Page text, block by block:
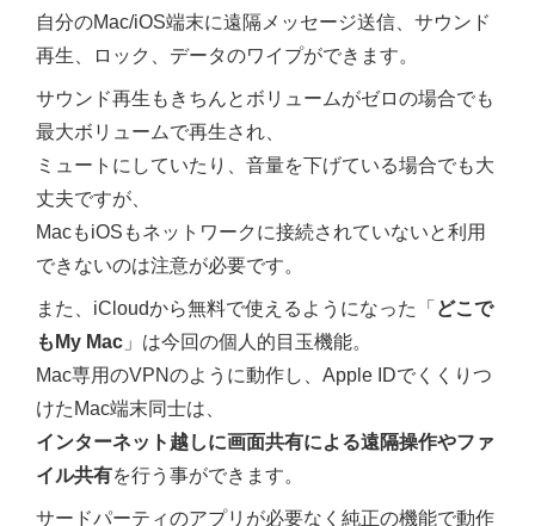
自分のMac/iOS端末に遠隔メッセージ送信、サウンド
再生、ロック、データのワイプができます。
サウンド再生もきちんとボリュームがゼロの場合でも
最大ボリュームで再生され、
ミュートにしていたり、音量を下げている場合でも大
丈夫ですが、
MacもiOSもネットワークに接続されていないと利用
できないのは注意が必要です。
また、iCloudから無料で使えるようになった「 どこで
もMy Mac 」は今回の個人的目玉機能。
Mac専用のVPNのように動作し、Apple IDでくくりつ
けたMac端末同士は、
インターネット越しに画面共有による遠隔操作やファ
イル共有を行う事ができます。
サードパーティのアプリが必要なく純正の機能で動作